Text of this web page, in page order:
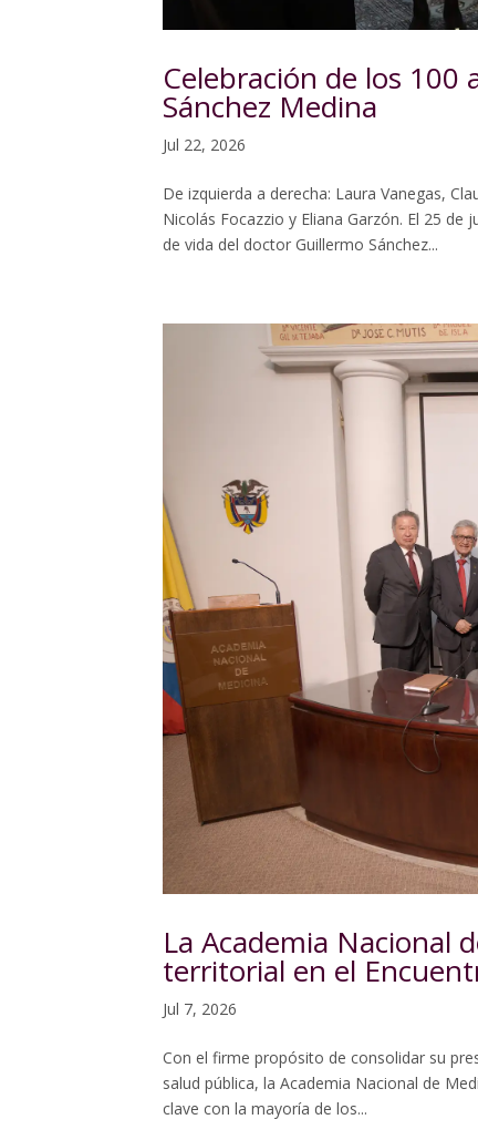
Celebración de los 100
Sánchez Medina
Jul 22, 2026
De izquierda a derecha: Laura Vanegas,
Nicolás Focazzio y Eliana Garzón. El 25
de vida del doctor Guillermo Sánchez...
La Academia Nacional
territorial en el
Jul 7, 2026
Con el firme propósito de consolidar su
salud pública, la Academia Nacional de
clave con la mayoría de los...